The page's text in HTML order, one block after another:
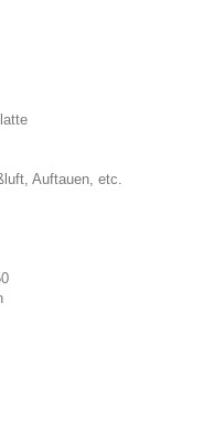
Auftauen, etc.